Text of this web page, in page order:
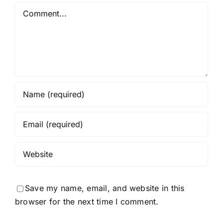
Save my name, email, and website in this
browser for the next time I comment.